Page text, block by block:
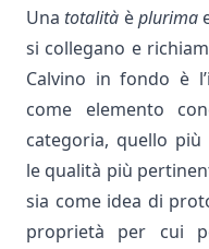
Una totalità èplurima
si collegano e
Calvino in fondo è
come elemento
categoria, quello
le qualità più
sia come idea di
proprietà per cui